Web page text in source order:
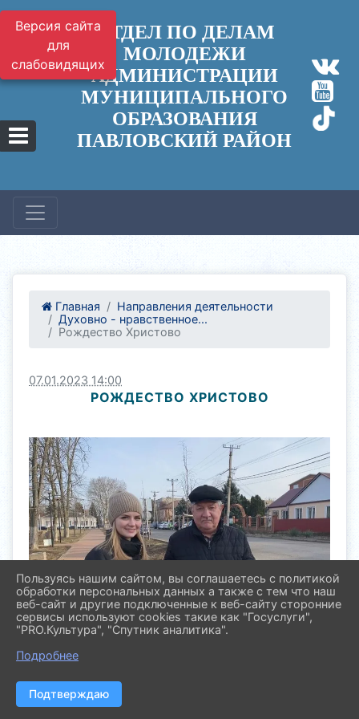
Версия сайта
для
слабовидящих
ОТДЕЛ ПО ДЕЛАМ
МОЛОДЕЖИ
АДМИНИСТРАЦИИ
МУНИЦИПАЛЬНОГО
ОБРАЗОВАНИЯ
ПАВЛОВСКИЙ РАЙОН
Главная
Направления деятельности
Духовно - нравственное...
Рождество Христово
07.01.2023 14:00
РОЖДЕСТВО ХРИСТОВО
Пользуясь нашим сайтом, вы соглашаетесь с политикой
обработки персональных данных а также с тем что наш
веб-сайт и другие подключенные к веб-сайту сторонние
сервисы используют cookies такие как "Госуслуги",
"PRO.Культура", "Спутник аналитика".
Подробнее
Подтверждаю